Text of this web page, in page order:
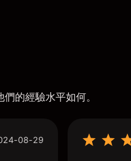
的經驗水平如何。
08-29